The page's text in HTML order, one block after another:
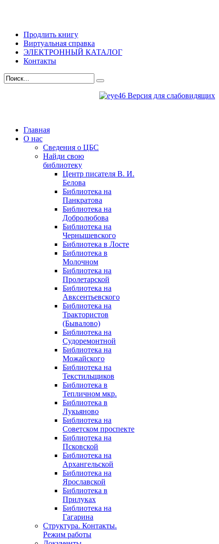
Продлить книгу
Виртуальная справка
ЭЛЕКТРОННЫЙ КАТАЛОГ
Контакты
Версия для слабовидящих
Главная
О нас
Сведения о ЦБС
Найди свою
библиотеку
Центр писателя В. И.
Белова
Библиотека на
Панкратова
Библиотека на
Добролюбова
Библиотека на
Чернышевского
Библиотека в Лосте
Библиотека в
Молочном
Библиотека на
Пролетарской
Библиотека на
Авксентьевского
Библиотека на
Трактористов
(Бывалово)
Библиотека на
Судоремонтной
Библиотека на
Можайского
Библиотека на
Текстильщиков
Библиотека в
Тепличном мкр.
Библиотека в
Лукьяново
Библиотека на
Советском проспекте
Библиотека на
Псковской
Библиотека на
Архангельской
Библиотека на
Ярославской
Библиотека в
Прилуках
Библиотека на
Гагарина
Структура. Контакты.
Режим работы